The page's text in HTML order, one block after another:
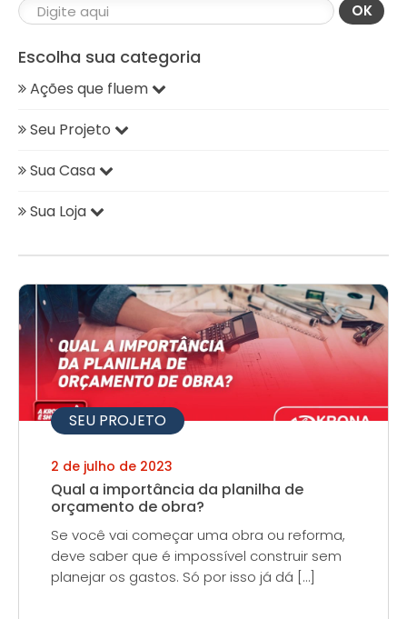
OK
SEU PROJETO
2 de julho de 2023
Qual a importância da planilha de
orçamento de obra?
Se você vai começar uma obra ou reforma,
deve saber que é impossível construir sem
planejar os gastos. Só por isso já dá […]
Escolha sua categoria
Ações que fluem
Seu Projeto
Sua Casa
Sua Loja